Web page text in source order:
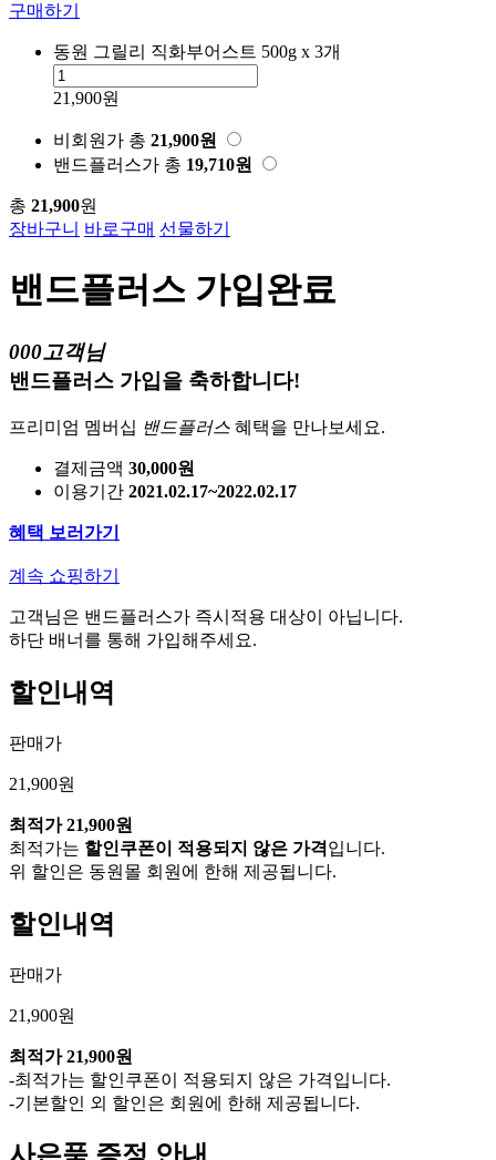
구매하기
동원 그릴리 직화부어스트 500g x 3개
21,900원
비회원가 총 21,900원
밴드플러스가 총 19,710원
총 21,900원
장바구니 바로구매 선물하기
밴드플러스 가입완료
000고객님
밴드플러스 가입을 축하합니다!
프리미엄 멤버십 밴드플러스 혜택을 만나보세요.
결제금액 30,000원
이용기간 2021.02.17~2022.02.17
혜택 보러가기
계속 쇼핑하기
고객님은 밴드플러스가 즉시적용 대상이 아닙니다.
하단 배너를 통해 가입해주세요.
할인내역
판매가
21,900원
최적가 21,900원
최적가는 할인쿠폰이 적용되지 않은 가격입니다.
위 할인은 동원몰 회원에 한해 제공됩니다.
할인내역
판매가
21,900원
최적가 21,900원
-최적가는 할인쿠폰이 적용되지 않은 가격입니다.
-기본할인 외 할인은 회원에 한해 제공됩니다.